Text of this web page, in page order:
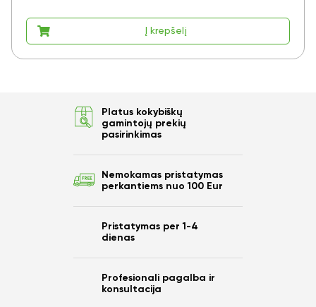
Į krepšelį
Platus kokybiškų
gamintojų prekių
pasirinkimas
Nemokamas pristatymas
perkantiems nuo 100 Eur
Pristatymas per 1-4
dienas
Profesionali pagalba ir
konsultacija